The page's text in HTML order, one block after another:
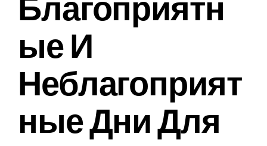
Ые И
Неблагоприят
Ные Дни Для